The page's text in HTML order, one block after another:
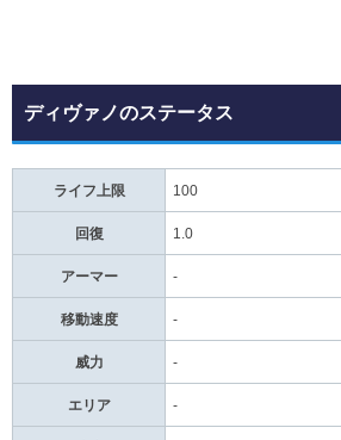
ディヴァノのステータス
ライフ上限 100
回復 1.0
アーマー -
移動速度 -
威力 -
エリア -